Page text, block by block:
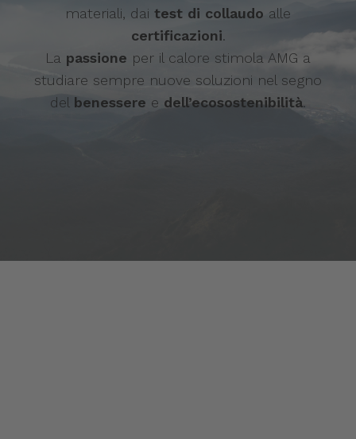
materiali, dai test di collaudo alle
certificazioni.
La passione per il calore stimola AMG a
studiare sempre nuove soluzioni nel segno
del benessere e dell’ecosostenibilità.